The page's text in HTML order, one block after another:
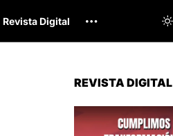
Revista Digital
REVISTA DIGITAL